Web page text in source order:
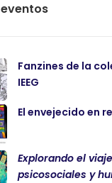
Fanzines de la
IEEG
El envejecido en
Explorando el
psicosociales y